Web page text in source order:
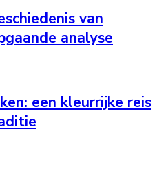
van
analyse
een kleurrijke reis